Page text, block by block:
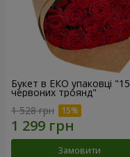
Букет в ЕКО упаковці "15
червоних троянд"
1 528 грн
Замовити